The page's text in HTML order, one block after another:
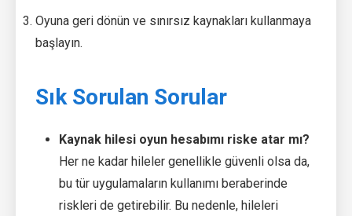
Oyuna geri dönün ve sınırsız kaynakları kullanmaya
başlayın.
Sık Sorulan Sorular
Kaynak hilesi oyun hesabımı riske atar mı?
Her ne kadar hileler genellikle güvenli olsa da,
bu tür uygulamaların kullanımı beraberinde
riskleri de getirebilir. Bu nedenle, hileleri